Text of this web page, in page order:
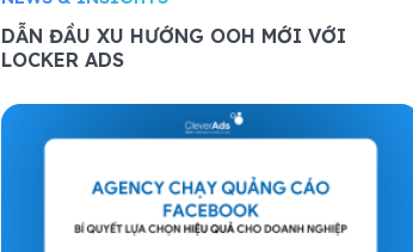
DẪN ĐẦU XU HƯỚNG OOH MỚI VỚI
LOCKER ADS